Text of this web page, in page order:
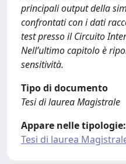
principali output della
confrontati con i dati
test presso il Circuito
Nell’ultimo capitolo è
sensitività.
Tipo di documento
Tesi di laurea Magistrale
Appare nelle tipologie:
Tesi di laurea